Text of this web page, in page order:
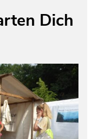
Dich